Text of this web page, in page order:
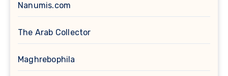
Nanumis.com
The Arab Collector
Maghrebophila